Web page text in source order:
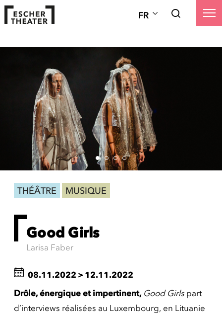
FR
THÉÂTRE MUSIQUE
Good Girls
Larisa Faber
08.11.2022 > 12.11.2022
Drôle, énergique et impertinent, Good Girls part
d’interviews réalisées au Luxembourg, en Lituanie